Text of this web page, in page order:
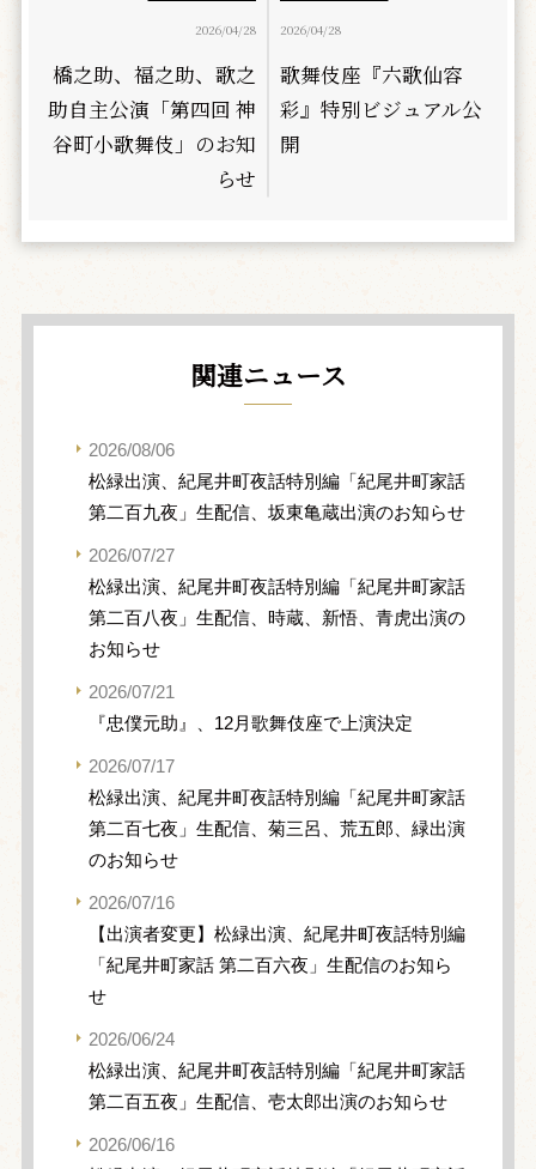
2026/04/28
橋之助、福之助、歌之
助自主公演「第四回 神
谷町小歌舞伎」のお知
らせ
2026/04/28
歌舞伎座『六歌仙容
彩』特別ビジュアル公
開
関連ニュース
2026/08/06
松緑出演、紀尾井町夜話特別編「紀尾井町家話
第二百九夜」生配信、坂東亀蔵出演のお知らせ
2026/07/27
松緑出演、紀尾井町夜話特別編「紀尾井町家話
第二百八夜」生配信、時蔵、新悟、青虎出演の
お知らせ
2026/07/21
『忠僕元助』、12月歌舞伎座で上演決定
2026/07/17
松緑出演、紀尾井町夜話特別編「紀尾井町家話
第二百七夜」生配信、菊三呂、荒五郎、緑出演
のお知らせ
2026/07/16
【出演者変更】松緑出演、紀尾井町夜話特別編
「紀尾井町家話 第二百六夜」生配信のお知ら
せ
2026/06/24
松緑出演、紀尾井町夜話特別編「紀尾井町家話
第二百五夜」生配信、壱太郎出演のお知らせ
2026/06/16